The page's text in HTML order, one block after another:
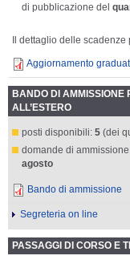
di pubblicazione del
Il dettaglio delle scadenze
Aggiornamento
BANDO DI AMMISSIONE
ALL’ESTERO
posti disponibili: 5 (dei
domande di
agosto
Bando di ammissione
Segreteria on line
PASSAGGI DI CORSO E